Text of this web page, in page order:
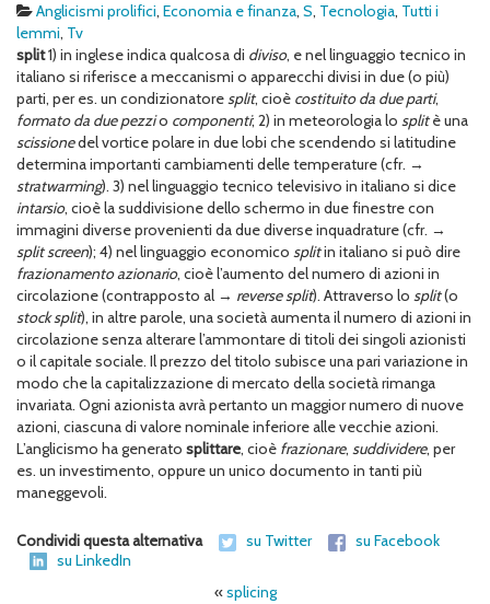
Anglicismi prolifici, Economia e finanza, S, Tecnologia, Tutti i
lemmi, Tv
split1) in inglese indica qualcosa di diviso, e nel linguaggio tecnico in
italiano si riferisce a meccanismi o apparecchi divisi in due (o più)
parti, per es. un condizionatoresplit, cioè costituito da due parti,
formato da due pezzio componenti; 2) in meteorologia lo splitè una
scissionedel vortice polare in due lobi che scendendo si latitudine
determina importanti cambiamenti delle temperature (cfr. →
stratwarming). 3) nel linguaggio tecnico televisivo in italiano si dice
intarsio, cioè la suddivisione dello schermo in due finestre con
immagini diverse provenienti da due diverse inquadrature (cfr. →
split screen); 4) nel linguaggio economico splitin italiano si può dire
frazionamento azionario, cioè l’aumento del numero di azioni in
circolazione (contrapposto al → reverse split). Attraverso lo split(o
stock split), in altre parole, una società aumenta il numero di azioni in
circolazione senza alterare l’ammontare di titoli dei singoli azionisti
o il capitale sociale. Il prezzo del titolo subisce una pari variazione in
modo che la capitalizzazione di mercato della società rimanga
invariata. Ogni azionista avrà pertanto un maggior numero di nuove
azioni, ciascuna di valore nominale inferiore alle vecchie azioni.
L’anglicismo ha generato splittare, cioè frazionare, suddividere, per
es. un investimento, oppure un unico documento in tanti più
maneggevoli.
Condividi questa alternativa su Twitter
su Facebook
su LinkedIn
«splicing